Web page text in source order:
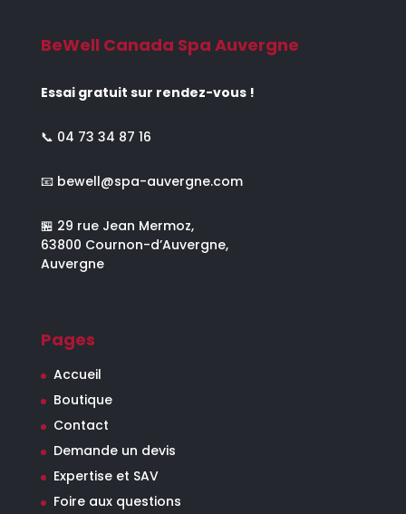
BeWell Canada Spa Auvergne
Essai gratuit sur rendez-vous !
📞 04 73 34 87 16
📧 bewell@spa-auvergne.com
🏪 29 rue Jean Mermoz,
63800 Cournon-d’Auvergne,
Auvergne
Pages
Accueil
Boutique
Contact
Demande un devis
Expertise et SAV
Foire aux questions